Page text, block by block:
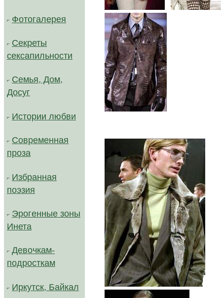
Фотогалерея
Секреты
сексапильности
Семья, Дом,
Досуг
Истории любви
Современная
проза
Избранная
поэзия
Эрогенные зоны
Инета
Девочкам-
подросткам
Иркутск, Байкал